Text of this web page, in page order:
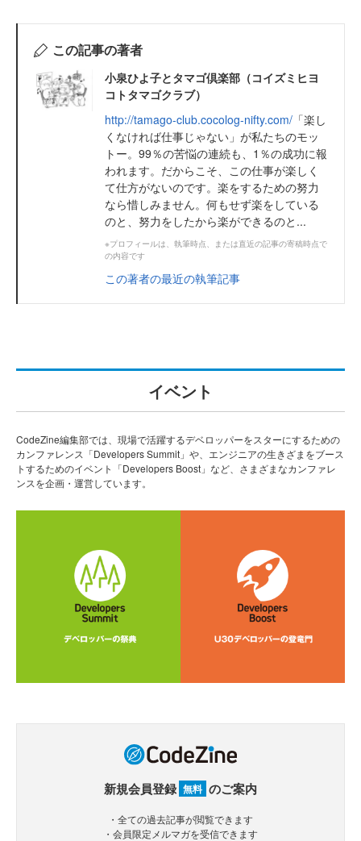
この記事の著者
小泉ひよ子とタマゴ倶楽部（コイズミヒヨ
コトタマゴクラブ）
http://tamago-club.cocolog-nifty.com/ 「楽し
くなければ仕事じゃない」が私たちのモッ
トー。99％の苦悩の連続も、1％の成功に報
われます。だからこそ、この仕事が楽しく
て仕方がないのです。楽をするための努力
なら惜しみません。何もせず楽をしている
のと、努力をしたから楽ができるのと...
※プロフィールは、執筆時点、または直近の記事の寄稿時点で
の内容です
この著者の最近の執筆記事
イベント
CodeZine編集部では、現場で活躍するデベロッパーをスターにするための
カンファレンス「Developers Summit」や、エンジニアの生きざまをブース
トするためのイベント「Developers Boost」など、さまざまなカンファレ
ンスを企画・運営しています。
新規会員登録 無料 のご案内
・全ての過去記事が閲覧できます
・会員限定メルマガを受信できます